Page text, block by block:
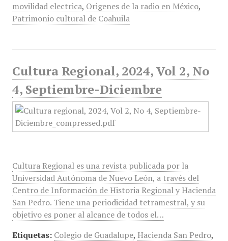
movilidad electrica, Origenes de la radio en México,
Patrimonio cultural de Coahuila
Cultura Regional, 2024, Vol 2, No
4, Septiembre-Diciembre
Cultura Regional es una revista publicada por la
Universidad Autónoma de Nuevo León, a través del
Centro de Información de Historia Regional y Hacienda
San Pedro. Tiene una periodicidad tetramestral, y su
objetivo es poner al alcance de todos el…
Etiquetas: Colegio de Guadalupe, Hacienda San Pedro,